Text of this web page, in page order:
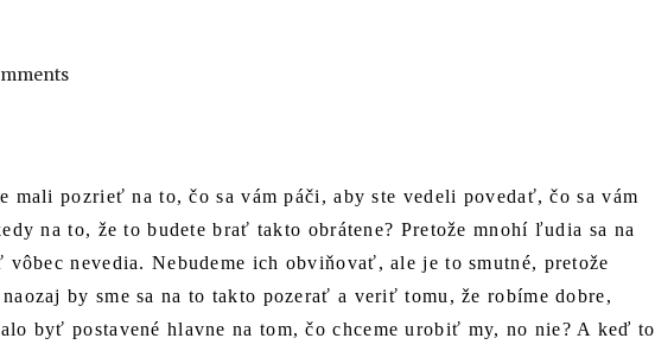
mali pozrieť na to, čo sa vám páči, aby ste vedeli povedať, čo sa vám
na to, že to budete brať takto obrátene? Pretože mnohí ľudia sa na
nevedia. Nebudeme ich obviňovať, ale je to smutné, pretože
by sme sa na to takto pozerať a veriť tomu, že robíme dobre,
byť postavené hlavne na tom, čo chceme urobiť my, no nie? A keď to